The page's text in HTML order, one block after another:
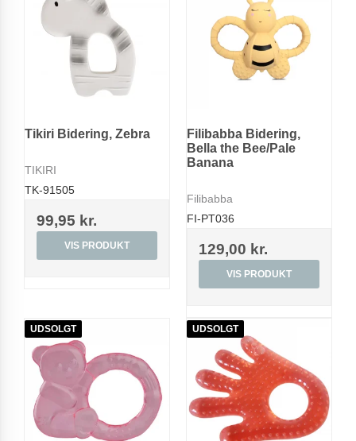
Tikiri Bidering, Zebra
TIKIRI
TK-91505
99,95 kr.
VIS PRODUKT
Filibabba Bidering,
Bella the Bee/Pale
Banana
Filibabba
FI-PT036
129,00 kr.
VIS PRODUKT
UDSOLGT UDSOLGT